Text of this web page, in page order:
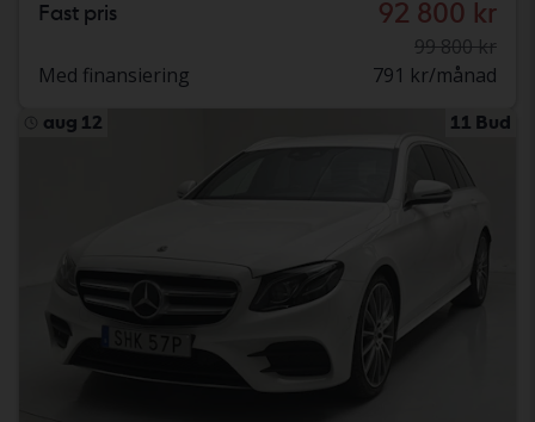
Fast pris 92 800 kr
99 800 kr
Med finansiering
791 kr/månad
aug 12 11 Bud